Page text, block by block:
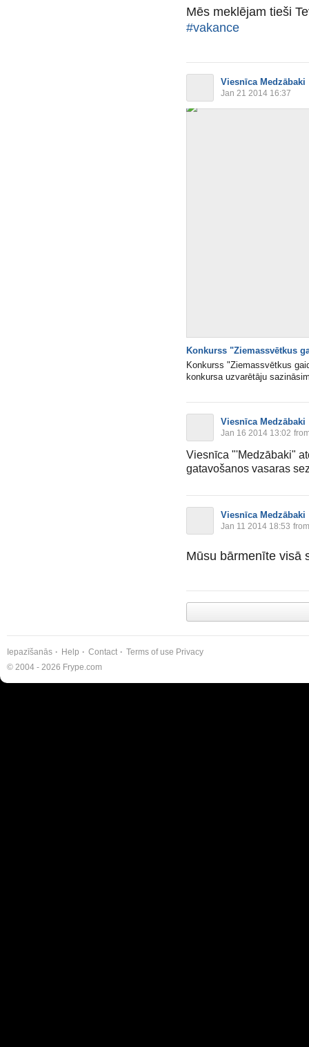
Mēs meklējam tieši
#vakance
Viesnīca Medzābaki
Jan 21 2014 16:37
Konkurss "Ziemassvētkus
Konkurss "Ziemassvētkus
konkursa uzvarētāju
Viesnīca Medzābaki
Jan 16 2014 13:02
Viesnīca "'Medzābaki"
gatavošanos vasaras
Viesnīca Medzābaki
Jan 11 2014 18:53
Mūsu bārmenīte visā
Iepazīšanās Help Contact Terms of use Privacy
© 2004 - 2026 Frype.com